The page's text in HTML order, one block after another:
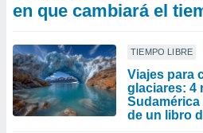
en que cambiará el
TIEMPO LIBRE
Viajes para
glaciares: 4
de un libro